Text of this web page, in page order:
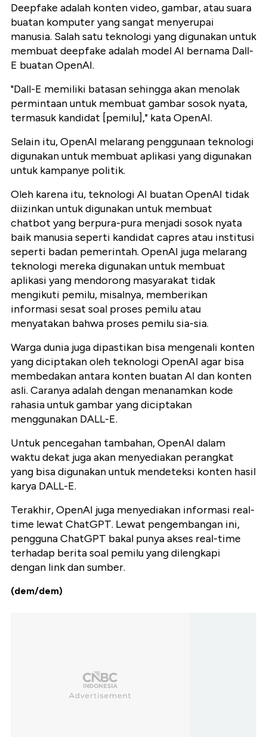
Deepfake adalah konten video, gambar, atau suara
buatan komputer yang sangat menyerupai
manusia. Salah satu teknologi yang digunakan untuk
membuat deepfake adalah model AI bernama Dall-
E buatan OpenAI.
"Dall-E memiliki batasan sehingga akan menolak
permintaan untuk membuat gambar sosok nyata,
termasuk kandidat [pemilu]," kata OpenAI.
Selain itu, OpenAI melarang penggunaan teknologi
digunakan untuk membuat aplikasi yang digunakan
untuk kampanye politik.
Oleh karena itu, teknologi AI buatan OpenAI tidak
diizinkan untuk digunakan untuk membuat
chatbot yang berpura-pura menjadi sosok nyata
baik manusia seperti kandidat capres atau institusi
seperti badan pemerintah. OpenAI juga melarang
teknologi mereka digunakan untuk membuat
aplikasi yang mendorong masyarakat tidak
mengikuti pemilu, misalnya, memberikan
informasi sesat soal proses pemilu atau
menyatakan bahwa proses pemilu sia-sia.
Warga dunia juga dipastikan bisa mengenali konten
yang diciptakan oleh teknologi OpenAI agar bisa
membedakan antara konten buatan AI dan konten
asli. Caranya adalah dengan menanamkan kode
rahasia untuk gambar yang diciptakan
menggunakan DALL-E.
Untuk pencegahan tambahan, OpenAI dalam
waktu dekat juga akan menyediakan perangkat
yang bisa digunakan untuk mendeteksi konten hasil
karya DALL-E.
Terakhir, OpenAI juga menyediakan informasi real-
time lewat ChatGPT. Lewat pengembangan ini,
pengguna ChatGPT bakal punya akses real-time
terhadap berita soal pemilu yang dilengkapi
dengan link dan sumber.
(dem/dem)